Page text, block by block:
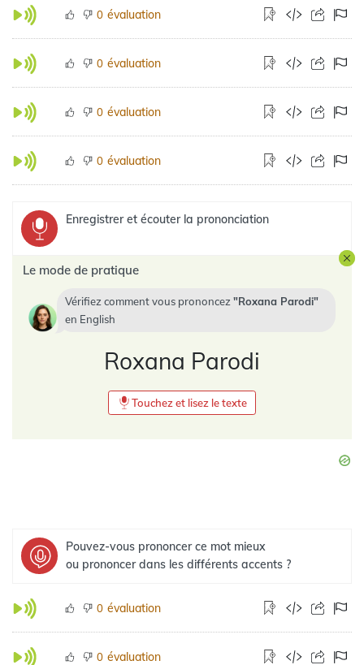
0 évaluation
0 évaluation
0 évaluation
0 évaluation
Enregistrer et écouter la prononciation
Le mode de pratique
Vérifiez comment vous prononcez
Roxana Parodi
en English
Roxana Parodi
Touchez et lisez le texte
Pouvez-vous prononcer ce mot mieux
ou prononcer dans les différents accents ?
0 évaluation
0 évaluation